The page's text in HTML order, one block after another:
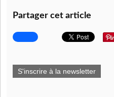
Partager cet article
S'inscrire à la newsletter